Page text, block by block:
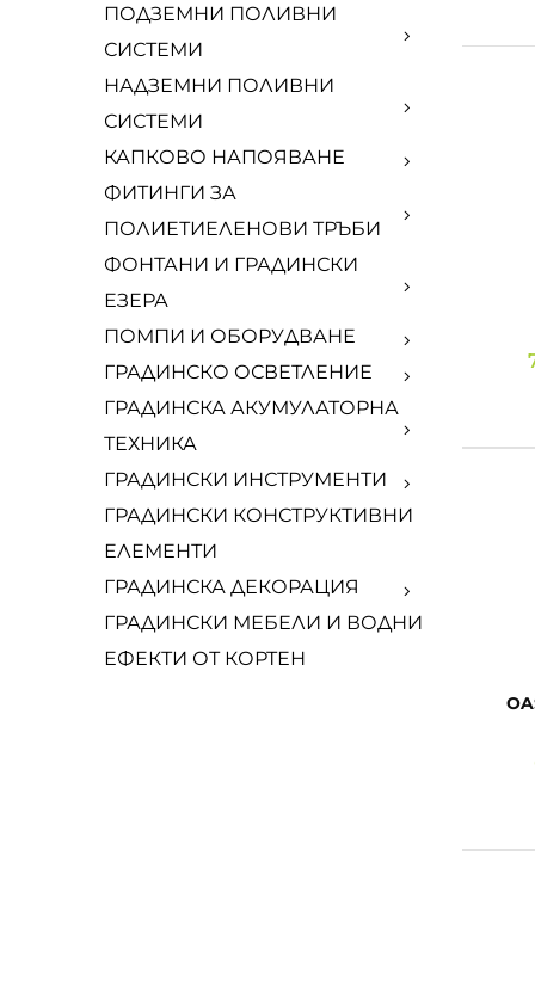
ПОДЗЕМНИ ПОЛИВНИ
СИСТЕМИ
НАДЗЕМНИ ПОЛИВНИ
СИСТЕМИ
КАПКОВО НАПОЯВАНЕ
ФИТИНГИ ЗА
ПОЛИЕТИЕЛЕНОВИ ТРЪБИ
ФОНТАНИ И ГРАДИНСКИ
ЕЗЕРА
ПОМПИ И ОБОРУДВАНЕ
ГРАДИНСКО ОСВЕТЛЕНИЕ
ГРАДИНСКА АКУМУЛАТОРНА
ТЕХНИКА
ГРАДИНСКИ ИНСТРУМЕНТИ
ГРАДИНСКИ КОНСТРУКТИВНИ
ЕЛЕМЕНТИ
ГРАДИНСКА ДЕКОРАЦИЯ
ГРАДИНСКИ МЕБЕЛИ И ВОДНИ
ЕФЕКТИ ОТ КОРТЕН
OASE 52270